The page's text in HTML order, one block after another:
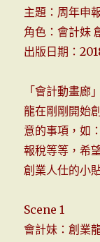
主題：周年申
角色：會計妹
出版日期：
「會計動畫廊
龍在剛剛開始
意的事項，如
報稅等等，希
創業人仕的小
Scene 1
會計妹：創業